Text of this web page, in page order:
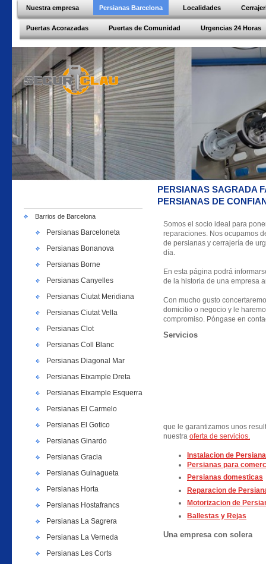
Nuestra empresa Persianas Barcelona Localidades
Puertas Acorazadas Puertas de Comunidad Urgencias 24 Horas
Barrios de Barcelona
Persianas Barceloneta
Persianas Bonanova
Persianas Borne
Persianas Canyelles
Persianas Ciutat Meridiana
Persianas Ciutat Vella
Persianas Clot
Persianas Coll Blanc
Persianas Diagonal Mar
Persianas Eixample Dreta
Persianas Eixample Esquerra
Persianas El Carmelo
Persianas El Gotico
Persianas Ginardo
Persianas Gracia
Persianas Guinagueta
Persianas Horta
Persianas Hostafrancs
Persianas La Sagrera
Persianas La Verneda
Persianas Les Corts
PERSIANAS SAGRADA
PERSIANAS DE
Somos el socio ideal para
reparaciones. Nos ocupamos
de persianas y cerrajería de
día.
En esta página podrá
de la historia de una empresa
Con mucho gusto
domicilio o negocio y le
compromiso. Póngase en
Servicios
que le garantizamos unos
nuestra oferta de servicios.
Instalacion de Persiana
Persianas para
Persianas domesticas
Reparacion de
Motorizacion de
Ballestas y Rejas
Una empresa con solera